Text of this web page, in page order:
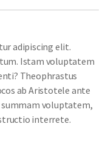
adipiscing elit.
Istam voluptatem
Theophrastus
ab Aristotele ante
voluptatem,
interrete.